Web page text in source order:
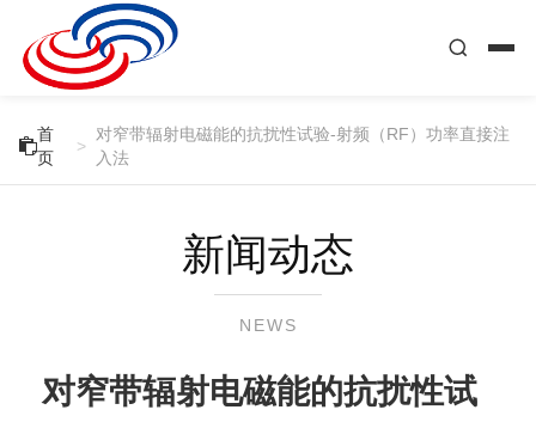

首
页
>
对窄带辐射电磁能的抗扰性试验-射频（RF）功率直接注
入法
新闻动态
NEWS
对窄带辐射电磁能的抗扰性试